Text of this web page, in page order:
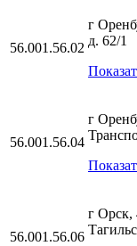
56.001.56.02
г
д. 62/1
56.001.56.04
г
56.001.56.06
г Орск,